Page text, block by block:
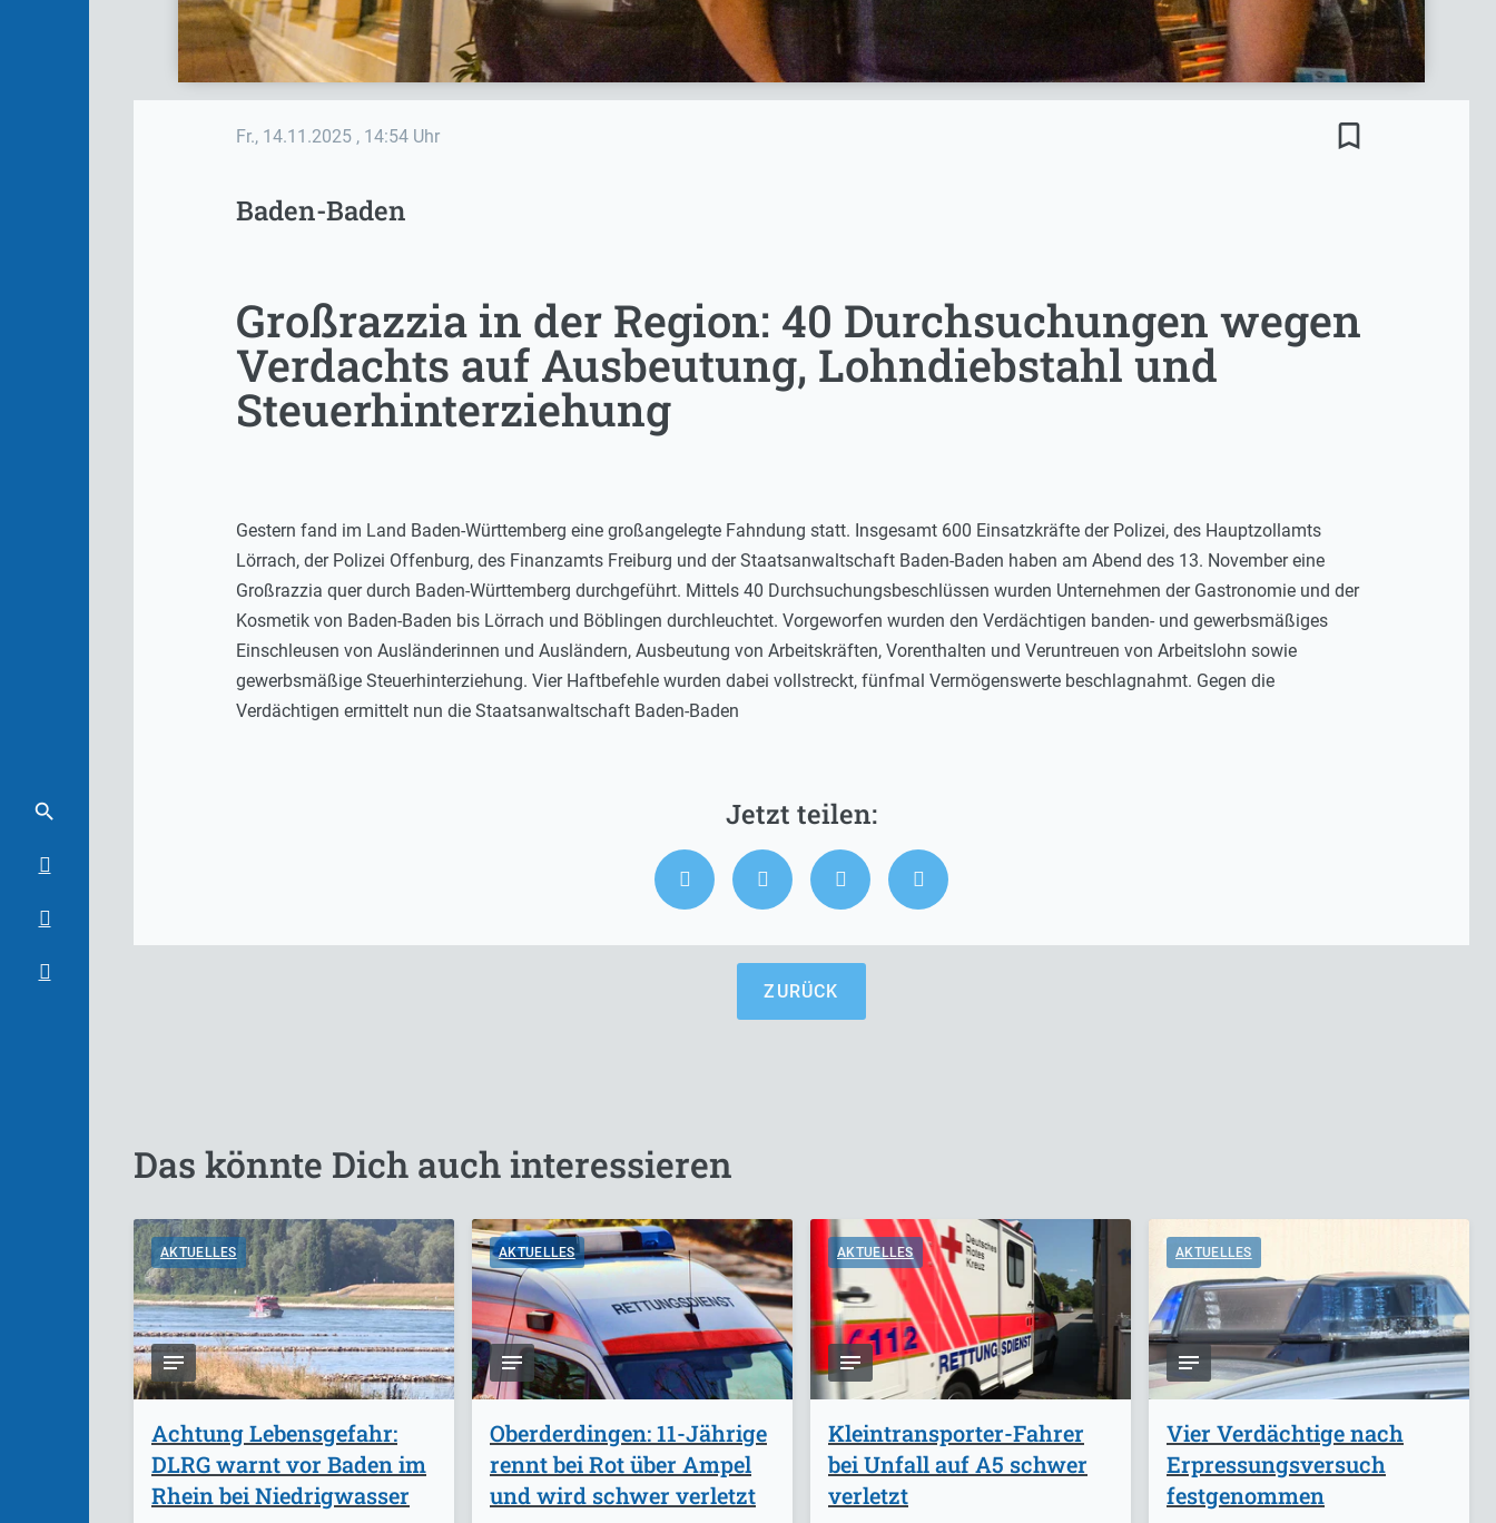
Fr., 14.11.2025 , 14:54 Uhr bookmark_border
Baden-Baden
Großrazzia in der Region: 40 Durchsuchungen wegen
Verdachts auf Ausbeutung, Lohndiebstahl und
Steuerhinterziehung
Gestern fand im Land Baden-Württemberg eine großangelegte Fahndung statt. Insgesamt 600 Einsatzkräfte der Polizei, des Hauptzollamts
Lörrach, der Polizei Offenburg, des Finanzamts Freiburg und der Staatsanwaltschaft Baden-Baden haben am Abend des 13. November eine
Großrazzia quer durch Baden-Württemberg durchgeführt. Mittels 40 Durchsuchungsbeschlüssen wurden Unternehmen der Gastronomie und der
Kosmetik von Baden-Baden bis Lörrach und Böblingen durchleuchtet. Vorgeworfen wurden den Verdächtigen banden- und gewerbsmäßiges
Einschleusen von Ausländerinnen und Ausländern, Ausbeutung von Arbeitskräften, Vorenthalten und Veruntreuen von Arbeitslohn sowie
gewerbsmäßige Steuerhinterziehung. Vier Haftbefehle wurden dabei vollstreckt, fünfmal Vermögenswerte beschlagnahmt. Gegen die
Verdächtigen ermittelt nun die Staatsanwaltschaft Baden-Baden
ZURÜCK
Das könnte Dich auch interessieren
AKTUELLES
Achtung Lebensgefahr:
DLRG warnt vor Baden im
Rhein bei Niedrigwasser
AKTUELLES
Oberderdingen: 11-Jährige
rennt bei Rot über Ampel
und wird schwer verletzt
AKTUELLES
Kleintransporter-Fahrer
bei Unfall auf A5 schwer
verletzt
AKTUELLES
Vier Verdächtige nach
Erpressungsversuch
festgenommen